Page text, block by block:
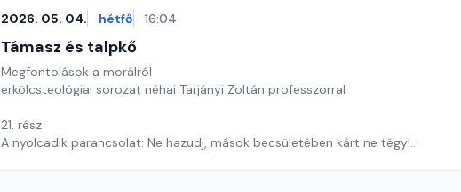
2026. 05. 04. hétfő 16:04
Támasz és talpkő
Megfontolások a morálról
erkölcsteológiai sorozat néhai Tarjányi Zoltán professzorral
21. rész
A nyolcadik parancsolat: Ne hazudj, mások becsületében kárt ne tégy!